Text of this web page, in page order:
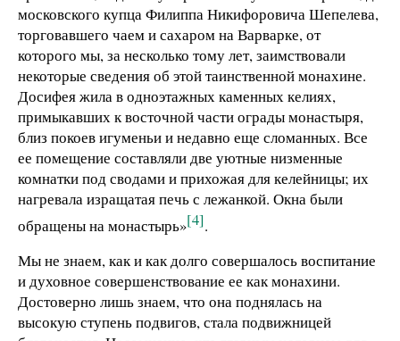
московского купца Филиппа Никифоровича Шепелева,
торговавшего чаем и сахаром на Варварке, от
которого мы, за несколько тому лет, заимствовали
некоторые сведения об этой таинственной монахине.
Досифея жила в одноэтажных каменных келиях,
примыкавших к восточной части ограды монастыря,
близ покоев игуменьи и недавно еще сломанных. Все
ее помещение составляли две уютные низменные
комнатки под сводами и прихожая для келейницы; их
нагревала изращатая печь с лежанкой. Окна были
обращены на монастырь»[4].
Мы не знаем, как и как долго совершалось воспитание
и духовное совершенствование ее как монахини.
Достоверно лишь знаем, что она поднялась на
высокую ступень подвигов, стала подвижницей